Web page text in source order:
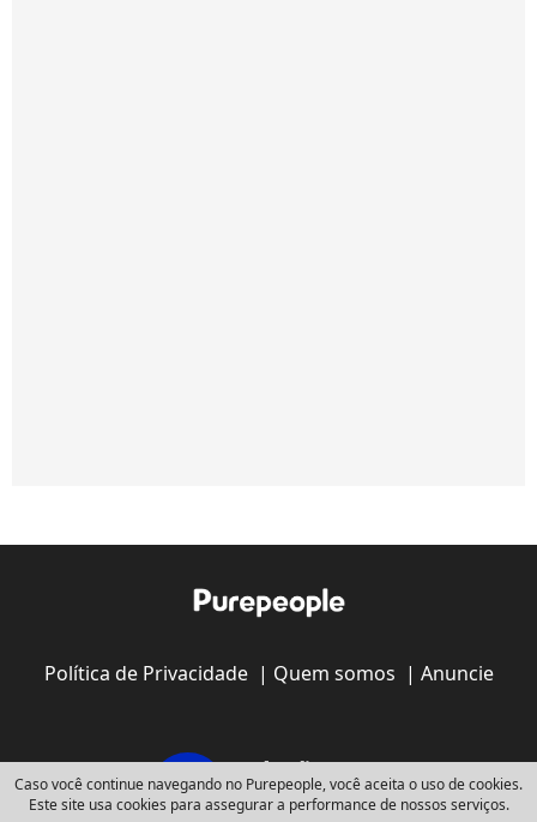
Política de Privacidade| Quem somos | Anuncie
Caso você continue navegando no Purepeople, você aceita o uso de cookies.
Este site usa cookies para assegurar a performance de nossos serviços.